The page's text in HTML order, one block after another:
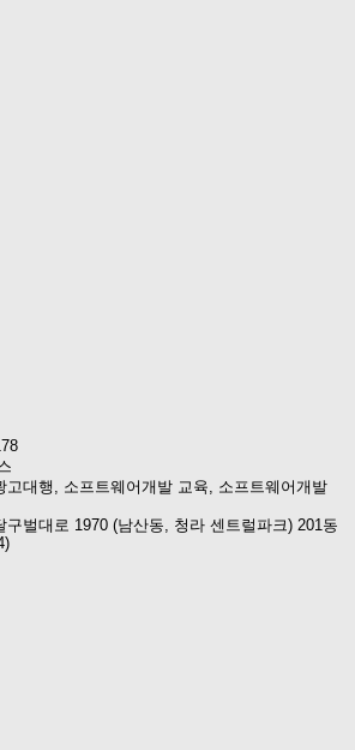
고대행, 소프트웨어개발 교육, 소프트웨어개발
벌대로 1970 (남산동, 청라 센트럴파크) 201동